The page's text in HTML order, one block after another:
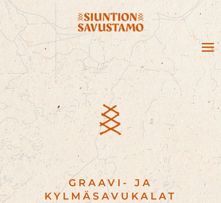
GRAAVI- JA
KYLMÄSAVUKALAT